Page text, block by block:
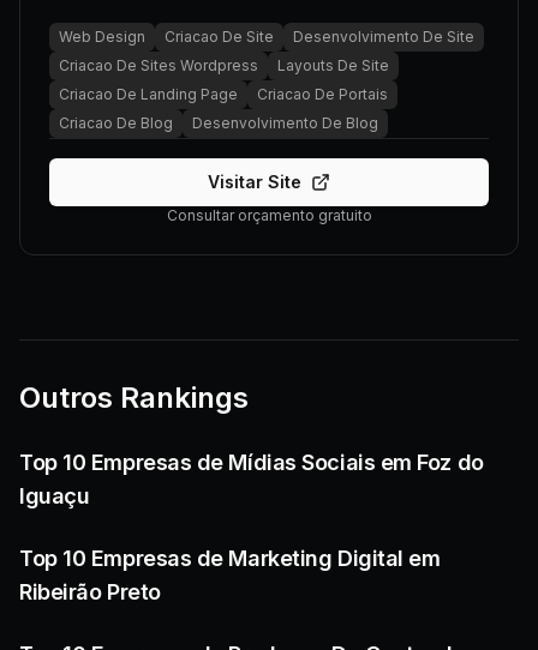
Web Design Criacao De Site
Desenvolvimento De Site
Criacao De Sites Wordpress
Layouts De Site
Criacao De Landing Page
Criacao De Portais
Criacao De Blog
Desenvolvimento De Blog
Visitar Site
Consultar orçamento gratuito
Outros Rankings
Top 10 Empresas de Mídias Sociais em Foz do
Iguaçu
Top 10 Empresas de Marketing Digital em
Ribeirão Preto